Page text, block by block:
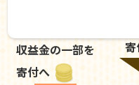
収益金の一部を
寄付へ
寄